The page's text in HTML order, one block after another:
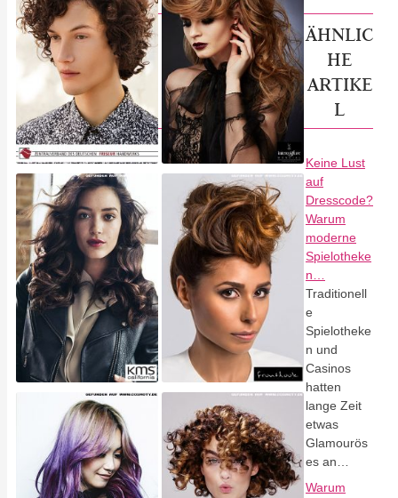
ÄHNLIC
HE
ARTIKE
L
Keine Lust
auf
Dresscode?
Warum
moderne
Spielotheke
n…
Traditionell
e
Spielotheke
n und
Casinos
hatten
lange Zeit
etwas
Glamourös
es an…
Warum